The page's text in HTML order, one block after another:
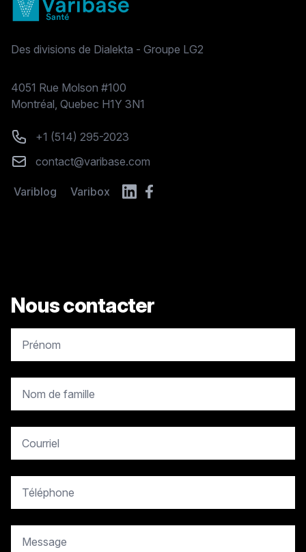
Des divisions de Dialekta - Groupe LG2
Postal address
4051 Rue Molson #100
Montréal, Quebec H1Y 3N1
Phone number
+1 (514) 295-2023
Emailcontact@varibase.com
Variblog Varibox
Nous contacter